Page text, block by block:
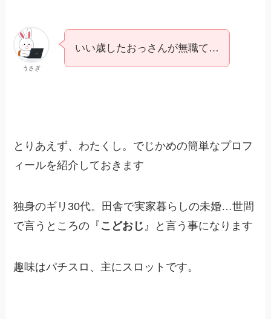
うさぎ
いい歳したおっさんが無職て…
とりあえず、わたくし。でじかめの簡単なプロフ
ィールを紹介しておきます
独身のギリ30代。田舎で実家暮らしの未婚…世間
で言うところの『 こどおじ 』と言う事になります
趣味はパチスロ、主にスロットです。